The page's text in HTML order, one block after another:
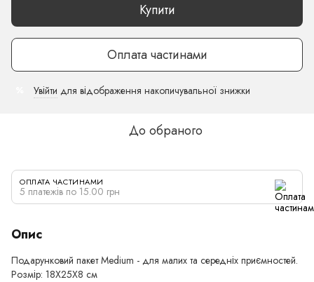
Купити
Оплата частинами
Увійти для відображення накопичувальної знижки
До обраного
ОПЛАТА ЧАСТИНАМИ
5 платежів по 15.00 грн
Опис
Подарунковий пакет Medium - для малих та середніх приємностей.
Розмір: 18Х25Х8 см